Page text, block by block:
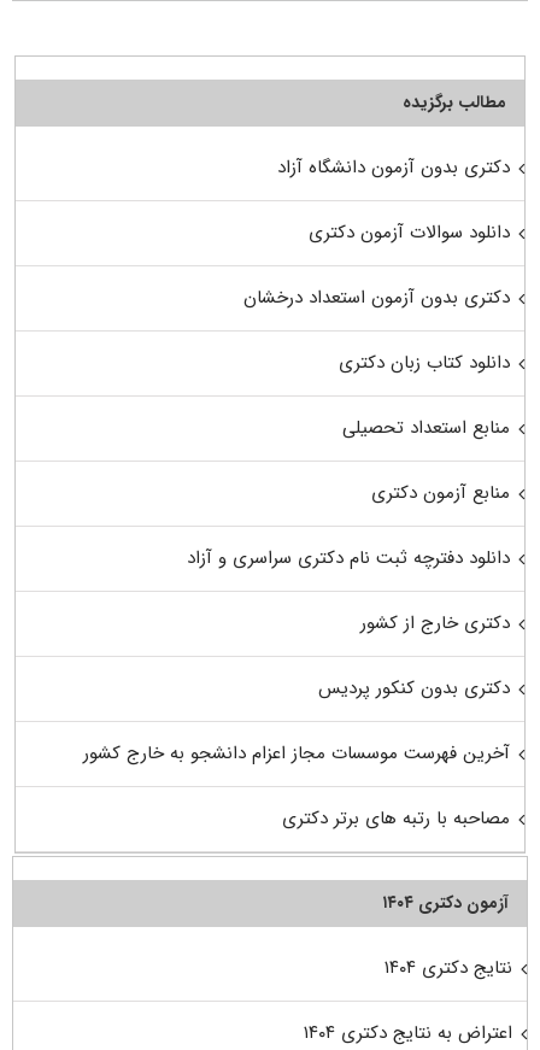
مطالب برگزیده
دکتری بدون آزمون دانشگاه آزاد
دانلود سوالات آزمون دکتری
دکتری بدون آزمون استعداد درخشان
دانلود کتاب زبان دکتری
منابع استعداد تحصیلی
منابع آزمون دکتری
دانلود دفترچه ثبت نام دکتری سراسری و آزاد
دکتری خارج از کشور
دکتری بدون کنکور پردیس
آخرین فهرست موسسات مجاز اعزام دانشجو به خارج کشور
مصاحبه با رتبه های برتر دکتری
آزمون دکتری ۱۴۰۴
نتایج دکتری ۱۴۰۴
اعتراض به نتایج دکتری ۱۴۰۴